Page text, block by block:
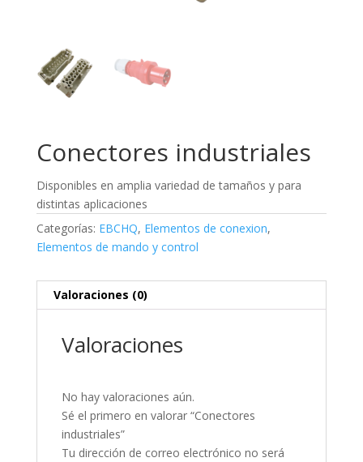
Conectores industriales
Disponibles en amplia variedad de tamaños y para
distintas aplicaciones
Categorías: EBCHQ, Elementos de conexion,
Elementos de mando y control
Valoraciones (0)
Valoraciones
No hay valoraciones aún.
Sé el primero en valorar “Conectores
industriales”
Tu dirección de correo electrónico no será